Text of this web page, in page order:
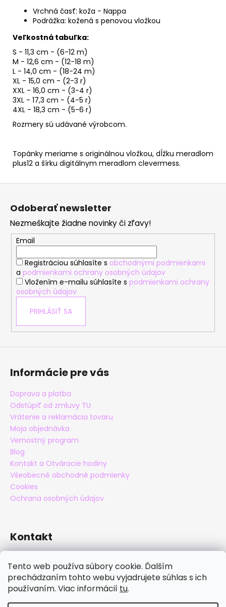
Tento web používa súbory cookie. Ďalším
prechádzaním tohto webu vyjadrujete súhlas s ich
používaním. Viac informácií tu.
Vrchná časť: koža - Nappa
Podrážka: kožená s penovou vložkou
Veľkostná tabuľka:
S - 11,3 cm - (6-12 m)
M - 12,6 cm - (12-18 m)
L - 14,0 cm - (18-24 m)
XL - 15,0 cm - (2-3 r)
XXL - 16,0 cm - (3-4 r)
3XL - 17,3 cm - (4-5 r)
4XL - 18,3 cm - (5-6 r)
Rozmery sú udávané výrobcom.
Topánky meriame s originálnou vložkou, dĺžku meradlom
plus12 a šírku digitálnym meradlom clevermess.
Z
Odoberať newsletter
Nezmeškajte žiadne novinky či zľavy!
Email
Registráciou súhlasíte s obchodnými podmienkami
a podmienkami ochrany osobných údajov
Vložením e-mailu súhlasíte s podmienkami ochrany
osobných údajov
PRIHLÁSIŤ SA
Informácie pre vás
Doprava a platba
Odstúpiť od zmluvy TU
Vrátenie a reklamácia tovaru
Moja objednávka
Vernostný program
Blog
Kontakt a Otváracie hodiny
Všeobecné obchodné podmienky
Cookies
Ochrana osobných údajov
Kontakt
+421 905 838 706
maxatko
maxatko_barefoot